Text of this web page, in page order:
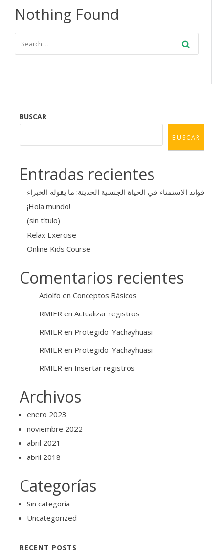
Nothing Found
BUSCAR
BUSCAR
Entradas recientes
فوائد الاستمناء في الحياة الجنسية الحديثة: ما يقوله الخبراء
¡Hola mundo!
(sin título)
Relax Exercise
Online Kids Course
Comentarios recientes
Adolfo en Conceptos Básicos
RMIER en Actualizar registros
RMIER en Protegido: Yachayhuasi
RMIER en Protegido: Yachayhuasi
RMIER en Insertar registros
Archivos
enero 2023
noviembre 2022
abril 2021
abril 2018
Categorías
Sin categoría
Uncategorized
RECENT POSTS